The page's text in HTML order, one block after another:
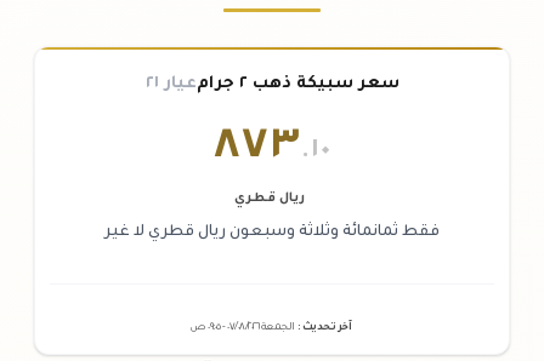
سعر سبيكة ذهب ٢ جرام عيار ٢١
٨٧٣.١٠
ريال قطري
فقط ثمانمائة وثلاثة وسبعون ريال قطري لا غير
آخر تحديث : الجمعة ٠٧ /٠٨/٢٠٢٦ - ٠٩:٠٥ ص